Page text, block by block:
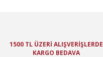
1500 TL ÜZERİ ALIŞVERİŞLERDE
KARGO BEDAVA